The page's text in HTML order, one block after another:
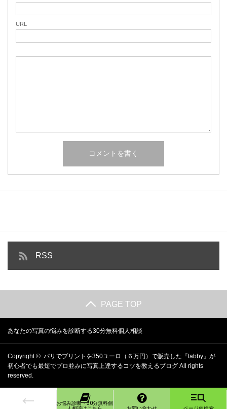
URL
RSS
PAGE TOP
あなたの写真の悩みを診断する30分無料個人相談
Copyright © パリでプリントを350ユーロ（６万円）で販売した『tabby』が
初心者でも最短でプロ並みに写真上達するコツを教えるブログ All rights
reserved.